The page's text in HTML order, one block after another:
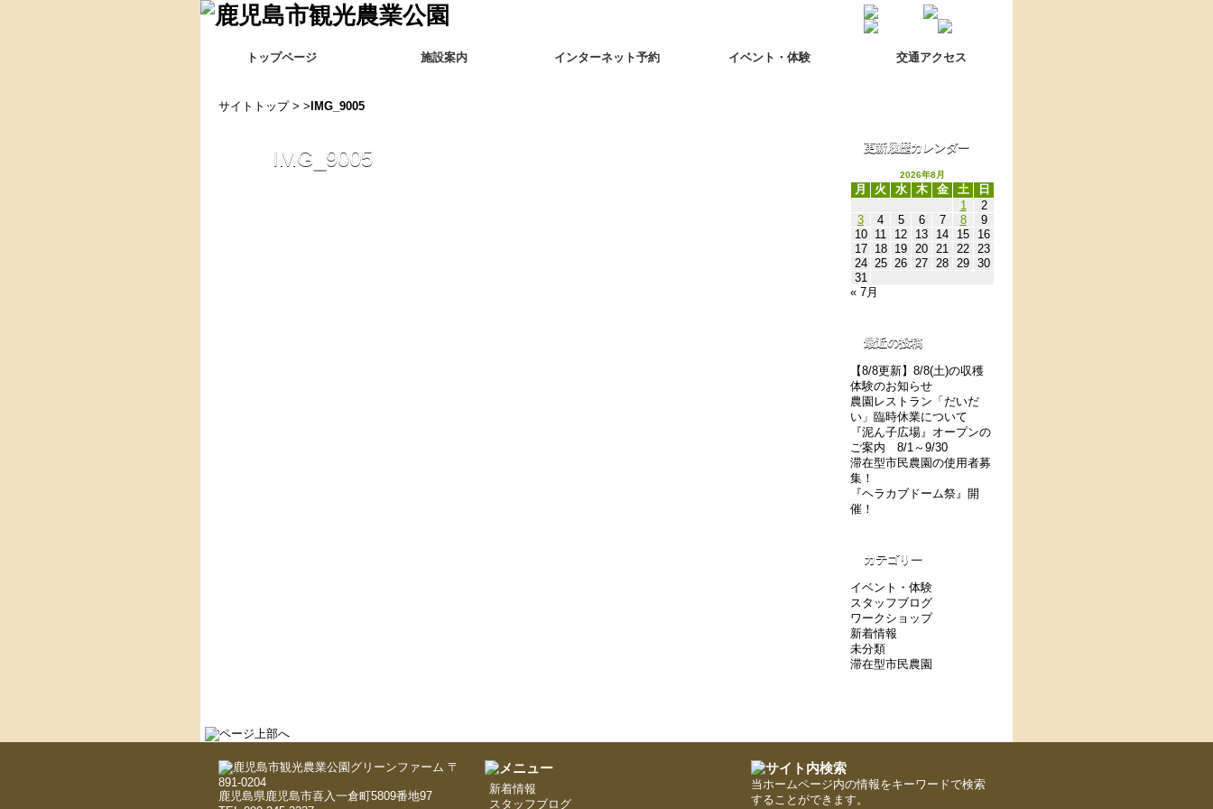
トップページ 施設案内 インターネット予約 イベント・体験 交通アクセス
サイトトップ> > IMG_9005
IMG_9005 更新履歴カレンダー
2026年8月
月 火 水 木 金 土
日
1
2
3
4 5 6 7 8
9
10
11 12 13 14 15
16
17
18 19 20 21 22 23
24 25 26 27 28 29 30
31
« 7月
最近の投稿
【8/8更新】8/8(土)の収穫
体験のお知らせ
農園レストラン「だいだ
い」臨時休業について
『泥ん子広場』オープンの
ご案内 8/1～9/30
滞在型市民農園の使用者募
集！
『ヘラカブドーム祭』開
催！
カテゴリー
イベント・体験
スタッフブログ
ワークショップ
新着情報
未分類
滞在型市民農園
〒
891-0204
鹿児島県鹿児島市喜入一倉町5809番地97
新着情報
スタッフブログ
当ホームページ内の情報をキーワードで検索
することができます。